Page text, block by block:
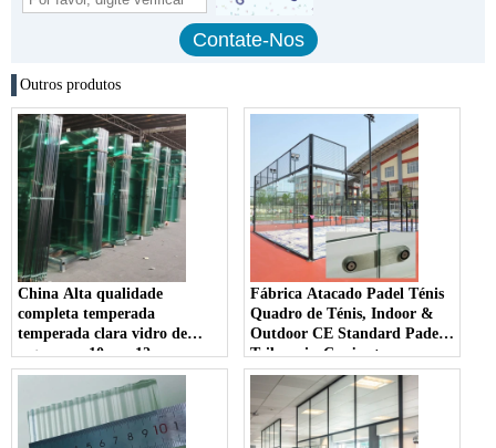
Outros produtos
China Alta qualidade
completa temperada
temperada clara vidro de
segurança 10mm 12mm para
o jogo completo da Padel
Fábrica Atacado Padel Ténis
Quadro de Ténis, Indoor &
Outdoor CE Standard Padel
Tribunais, Conjunto
Completo de 10mm 12mm
Limpar Vidro Temperado
Padel Court; Venda quente
portátil Panoramic Padel